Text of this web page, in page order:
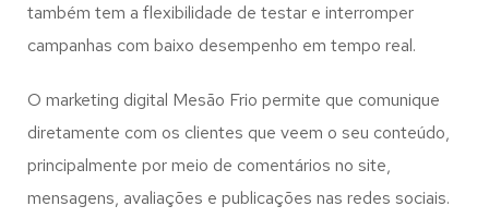
também tem a flexibilidade de testar e interromper
campanhas com baixo desempenho em tempo real.
O marketing digital Mesão Frio permite que comunique
diretamente com os clientes que veem o seu conteúdo,
principalmente por meio de comentários no site,
mensagens, avaliações e publicações nas redes sociais.